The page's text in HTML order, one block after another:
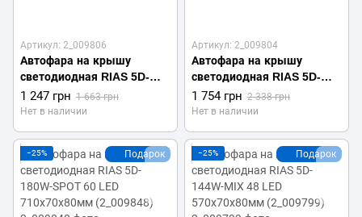
Артикул: 2_009806
Автофара на крышу
светодиодная RIAS 5D-
72W-MIX 24 LED 30х7х8мм
(2_009806)
1 247 грн 1 663 грн
Нет в наличии
Артикул: 2_009804
Автофара на крышу
светодиодная RIAS 5D-
126W-MIX 42 LED
500х70х80мм (2_009804)
1 754 грн 2 338 грн
Нет в наличии
Подарок
−25% Подарок
−25%